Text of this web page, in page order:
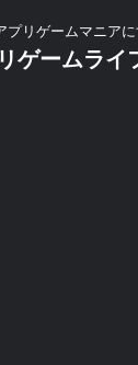
プリゲームマニアに
ゲームライ